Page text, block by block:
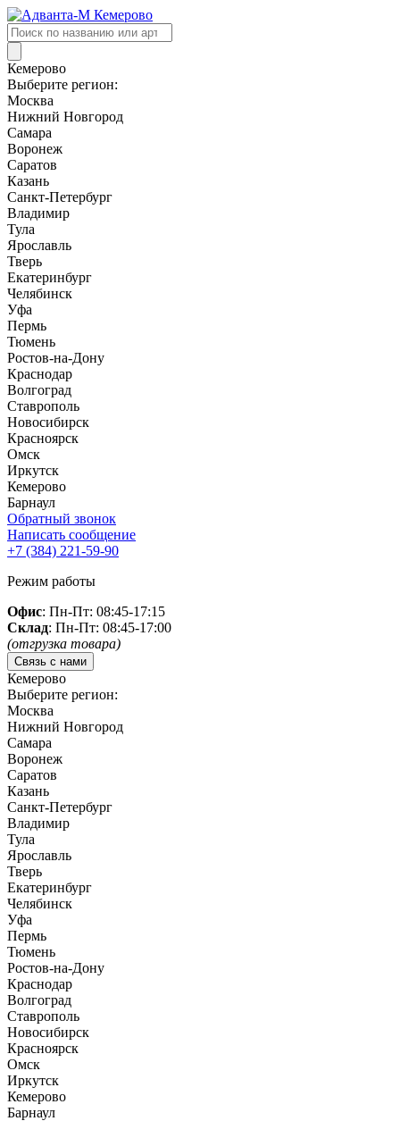
Поиск
товаров
Кемерово
Выберите регион:
Москва
Нижний Новгород
Самара
Воронеж
Саратов
Казань
Санкт-Петербург
Владимир
Тула
Ярославль
Тверь
Екатеринбург
Челябинск
Уфа
Пермь
Тюмень
Ростов-на-Дону
Краснодар
Волгоград
Ставрополь
Новосибирск
Красноярск
Омск
Иркутск
Кемерово
Барнаул
Обратный звонок
Написать сообщение
+7 (384) 221-59-90
Режим работы
Офис: Пн-Пт: 08:45-17:15
Склад: Пн-Пт: 08:45-17:00
(отгрузка товара)
Связь с нами
Кемерово
Выберите регион:
Москва
Нижний Новгород
Самара
Воронеж
Саратов
Казань
Санкт-Петербург
Владимир
Тула
Ярославль
Тверь
Екатеринбург
Челябинск
Уфа
Пермь
Тюмень
Ростов-на-Дону
Краснодар
Волгоград
Ставрополь
Новосибирск
Красноярск
Омск
Иркутск
Кемерово
Барнаул